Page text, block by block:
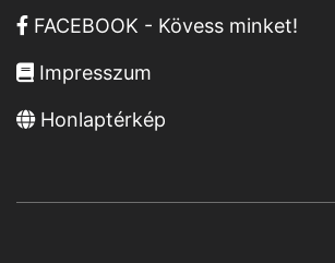
FACEBOOK - Kövess minket!
Impresszum
Honlaptérkép